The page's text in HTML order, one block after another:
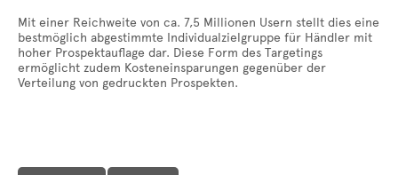
Mit einer Reichweite von ca. 7,5 Millionen Usern stellt dies eine
bestmöglich abgestimmte Individualzielgruppe für Händler mit
hoher Prospektauflage dar. Diese Form des Targetings
ermöglicht zudem Kosteneinsparungen gegenüber der
Verteilung von gedruckten Prospekten.